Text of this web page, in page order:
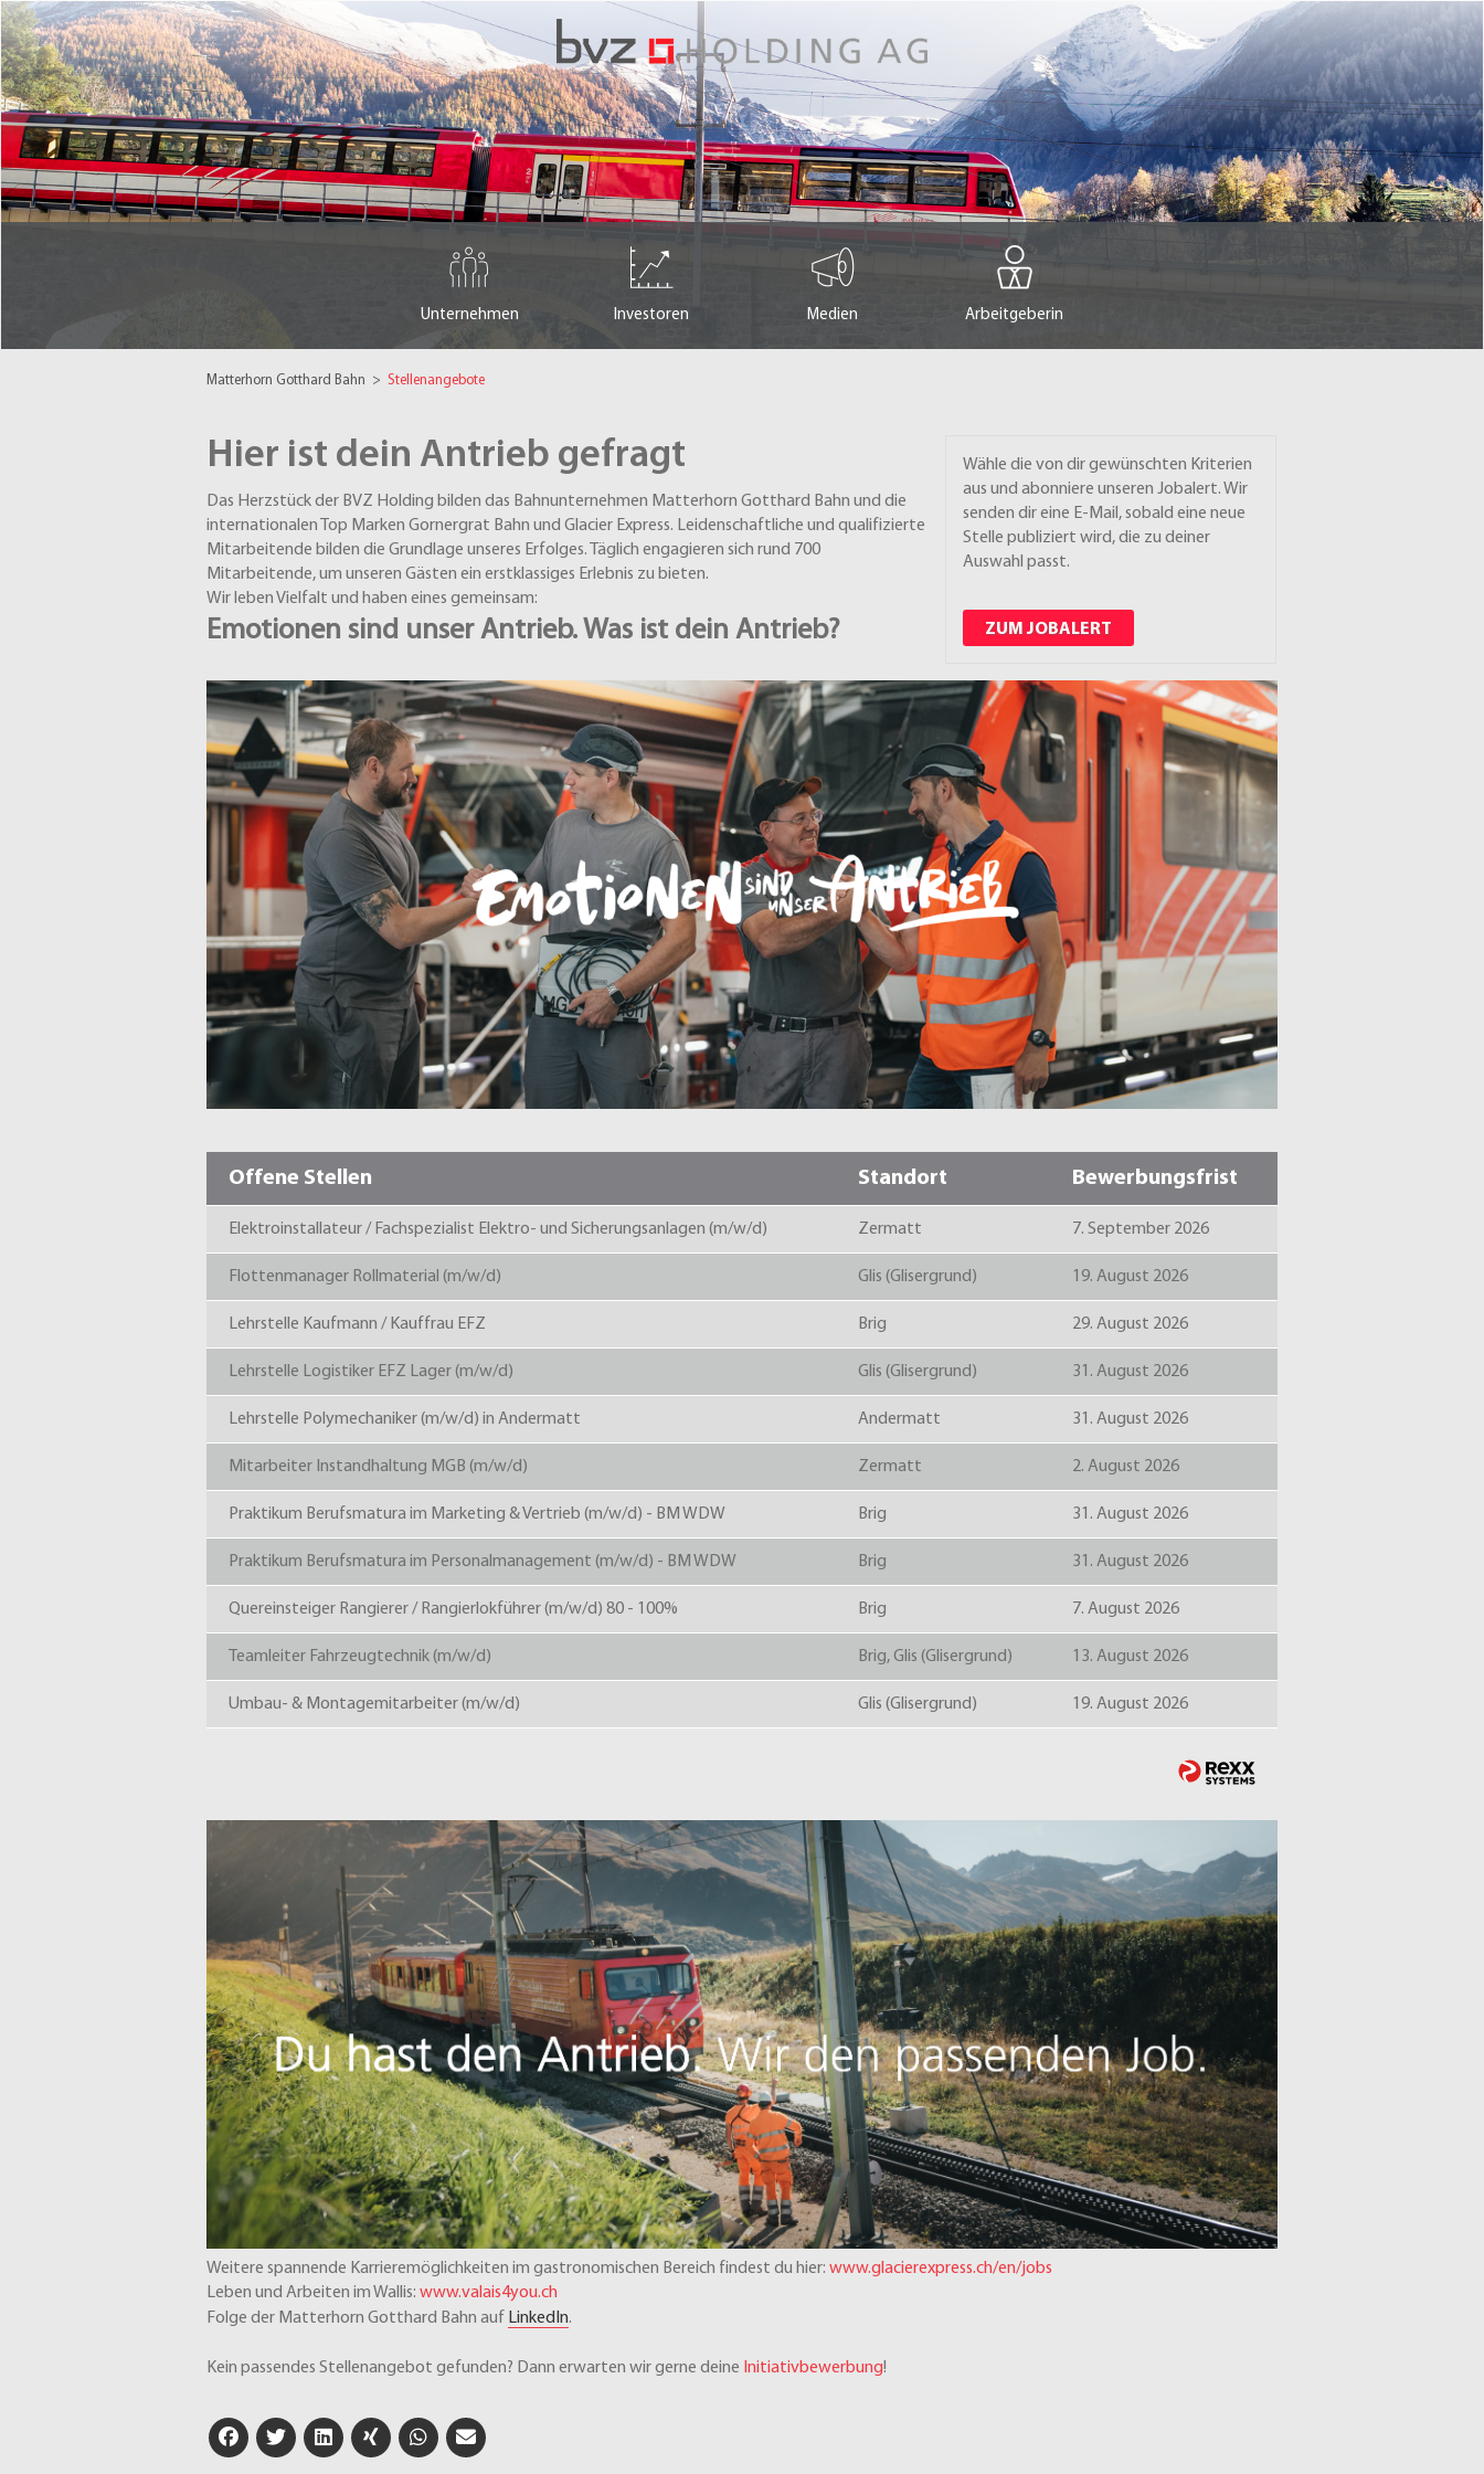
Unternehmen Investoren Medien Arbeitgeberin
Matterhorn Gotthard Bahn > Stellenangebote
Wähle die von dir gewünschten Kriterien
aus und abonniere unseren Jobalert. Wir
senden dir eine E-Mail, sobald eine neue
Stelle publiziert wird, die zu deiner
Auswahl passt.
ZUM JOBALERT
Hier ist dein Antrieb gefragt
Das Herzstück der BVZ Holding bilden das Bahnunternehmen Matterhorn Gotthard Bahn und die
internationalen Top Marken Gornergrat Bahn und Glacier Express. Leidenschaftliche und qualifizierte
Mitarbeitende bilden die Grundlage unseres Erfolges. Täglich engagieren sich rund 700
Mitarbeitende, um unseren Gästen ein erstklassiges Erlebnis zu bieten.
Wir leben Vielfalt und haben eines gemeinsam:
Emotionen sind unser Antrieb. Was ist dein Antrieb?
Offene Stellen Standort Bewerbungsfrist
Elektroinstallateur / Fachspezialist Elektro- und Sicherungsanlagen (m/w/d) Zermatt 7. September 2026
Flottenmanager Rollmaterial (m/w/d) Glis (Glisergrund) 19. August 2026
Lehrstelle Kaufmann / Kauffrau EFZ Brig 29. August 2026
Lehrstelle Logistiker EFZ Lager (m/w/d) Glis (Glisergrund) 31. August 2026
Lehrstelle Polymechaniker (m/w/d) in Andermatt Andermatt 31. August 2026
Mitarbeiter Instandhaltung MGB (m/w/d) Zermatt 2. August 2026
Praktikum Berufsmatura im Marketing & Vertrieb (m/w/d) - BM WDW Brig 31. August 2026
Praktikum Berufsmatura im Personalmanagement (m/w/d) - BM WDW Brig 31. August 2026
Quereinsteiger Rangierer / Rangierlokführer (m/w/d) 80 - 100% Brig 7. August 2026
Teamleiter Fahrzeugtechnik (m/w/d) Brig, Glis (Glisergrund) 13. August 2026
Umbau- & Montagemitarbeiter (m/w/d) Glis (Glisergrund) 19. August 2026
Weitere spannende Karrieremöglichkeiten im gastronomischen Bereich findest du hier: www.glacierexpress.ch/en/jobs
Leben und Arbeiten im Wallis: www.valais4you.ch
Folge der Matterhorn Gotthard Bahn auf LinkedIn.
Kein passendes Stellenangebot gefunden? Dann erwarten wir gerne deine Initiativbewerbung!